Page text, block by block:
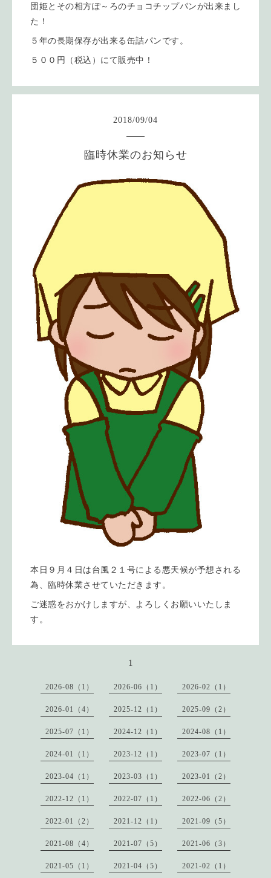
団姫とその相方ぽ～ろのチョコチップパンが出来まし
た！
５年の長期保存が出来る缶詰パンです。
５００円（税込）にて販売中！
2018/09/04
臨時休業のお知らせ
本日９月４日は台風２１号による悪天候が予想される
為、臨時休業させていただきます。
ご迷惑をおかけしますが、よろしくお願いいたしま
す。
1
2026-08（1） 2026-06（1） 2026-02（1）
2026-01（4） 2025-12（1） 2025-09（2）
2025-07（1） 2024-12（1） 2024-08（1）
2024-01（1） 2023-12（1） 2023-07（1）
2023-04（1） 2023-03（1） 2023-01（2）
2022-12（1） 2022-07（1） 2022-06（2）
2022-01（2） 2021-12（1） 2021-09（5）
2021-08（4） 2021-07（5） 2021-06（3）
2021-05（1） 2021-04（5） 2021-02（1）